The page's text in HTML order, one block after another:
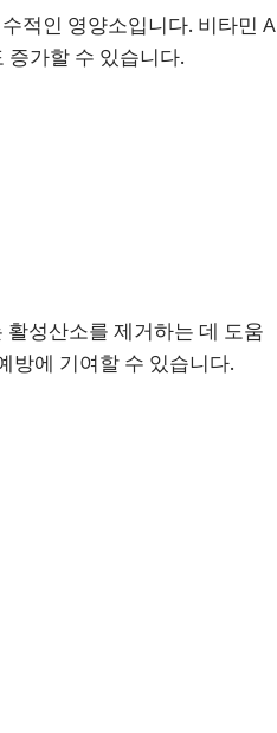
적인 영양소입니다. 비타민 A
증가할 수 있습니다.
성산소를 제거하는 데 도움
방에 기여할 수 있습니다.